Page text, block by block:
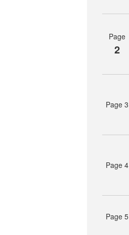
Page
2
Page 3
Page 4
Page 5